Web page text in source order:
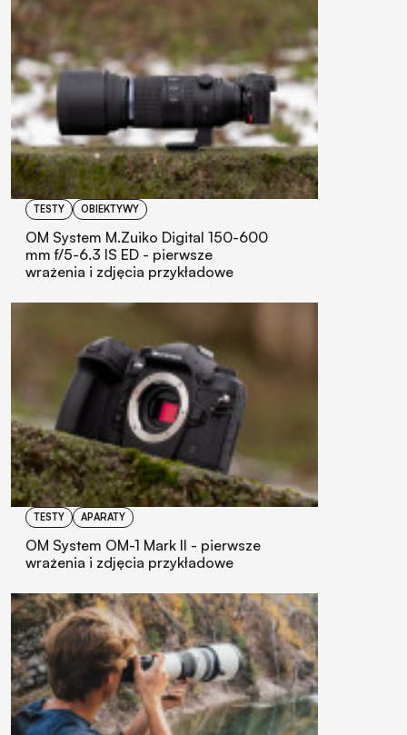
TESTY OBIEKTYWY
OM System M.Zuiko Digital 150-600
mm f/5-6.3 IS ED - pierwsze
wrażenia i zdjęcia przykładowe
TESTY APARATY
OM System OM-1 Mark II - pierwsze
wrażenia i zdjęcia przykładowe